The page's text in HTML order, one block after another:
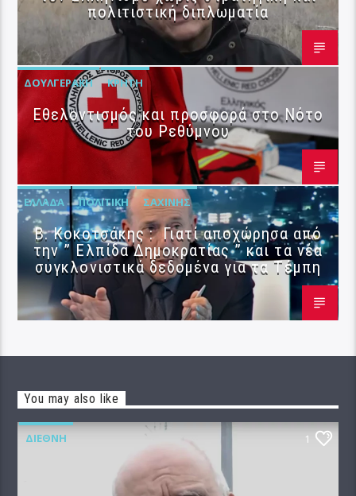
πολιτιστική διπλωματία
ΔΟΥΛΓΕΡΆΚΗ ΚΡΉΤΗ
Εθελοντισμός και προσφορά στο Νότο
του Ρεθύμνου
ΕΛΛΆΔΑ ΠΟΛΙΤΙΚΉ ΣΑΧΊΝΗΣ
Β. Κοκοτσάκης : Γιατί αποχώρησα από
την ” Ελπίδα Δημοκρατίας ” και τα νέα
συγκλονιστικά δεδομένα για τα Τέμπη
You may also like
ΔΙΕΘΝΉ 1